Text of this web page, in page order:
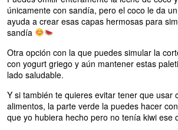
únicamente con sandía, pero el coco le da
ayuda a crear esas capas hermosas para
sandía
Otra opción con la que puedes simular la
con yogurt griego y aún mantener estas
lado saludable.
Y si también te quieres evitar tener que usar
alimentos, la parte verde la puedes hacer
que yo hubiera hecho pero no tenía kiwi ese